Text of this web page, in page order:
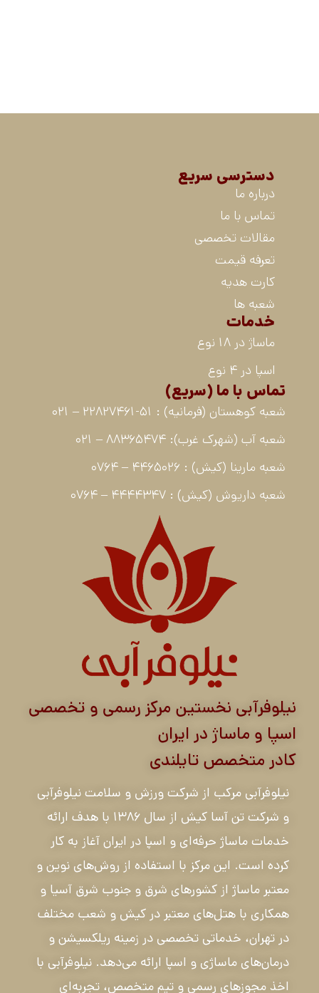
دسترسی سریع
درباره ما
تماس با ما
مقالات تخصصی
تعرفه قیمت
کارت هدیه
شعبه ها
خدمات
ماساژ در 18 نوع
اسپا در 4 نوع
تماس با ما (سریع)
شعبه کوهستان (فرمانیه) : 51-22827461 – 021
شعبه آب (شهرک غرب): 88365474 – 021
شعبه مارینا (کیش) : 4465026 – 0764
شعبه داریوش (کیش) : 4444347 – 0764
نیلوفرآبی نخستین مرکز رسمی و تخصصی
اسپا و ماساژ در ایران
کادر متخصص تایلندی
نیلوفرآبی مرکب از شرکت ورزش و سلامت نیلوفرآبی
و شرکت تن آسا کیش از سال ۱۳۸۶ با هدف ارائه
خدمات ماساژ حرفه‌ای و اسپا در ایران آغاز به کار
کرده است. این مرکز با استفاده از روش‌های نوین و
معتبر ماساژ از کشورهای شرق و جنوب شرق آسیا و
همکاری با هتل‌های معتبر در کیش و شعب مختلف
در تهران، خدماتی تخصصی در زمینه ریلکسیشن و
درمان‌های ماساژی و اسپا ارائه می‌دهد. نیلوفرآبی با
اخذ مجوزهای رسمی و تیم متخصص، تجربه‌ای